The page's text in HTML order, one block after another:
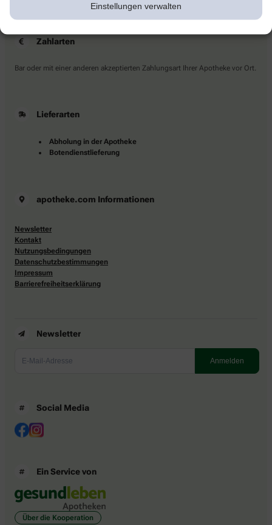
Einstellungen verwalten
Zahlarten
Bar oder mit einer anderen akzeptierten Zahlungsart Ihrer Apotheke vor Ort.
Lieferarten
Abholung in der Apotheke
Botendienstlieferung
apotheke.com Informationen
Newsletter
Kontakt
Nutzungsbedingungen
Datenschutzbestimmungen
Impressum
Barrierefreiheitserklärung
Newsletter
Social Media
Ein Service von
Über die Kooperation